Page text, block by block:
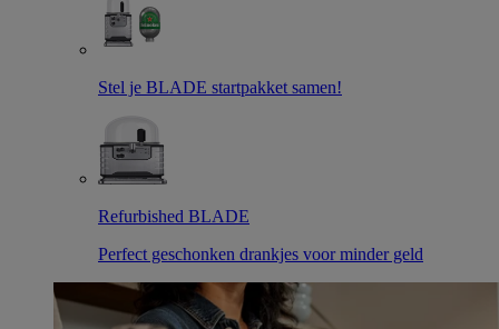
Stel je BLADE startpakket samen!
Refurbished BLADE
Perfect geschonken drankjes voor minder geld